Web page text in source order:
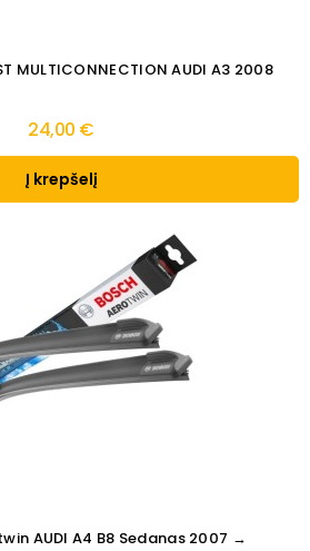
MULTICONNECTION AUDI A3 2008
24,00 €
Į krepšelį
AUDI A4 B8 Sedanas 2007 →